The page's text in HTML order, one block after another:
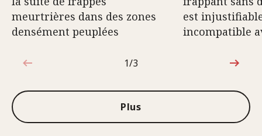
meurtrières dans des zones
densément peuplées
est
incompatible
1sur3
1/3
Plus